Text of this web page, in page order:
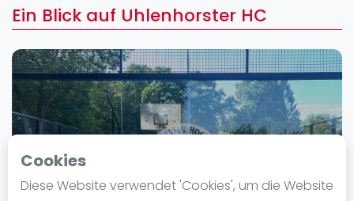
Cookies
Diese Website verwendet 'Cookies', um die Website
Ranking
Männer
Frauen
FIP Männer
FIP Frauen
Blog
Ein Blick auf Uhlenhorster HC